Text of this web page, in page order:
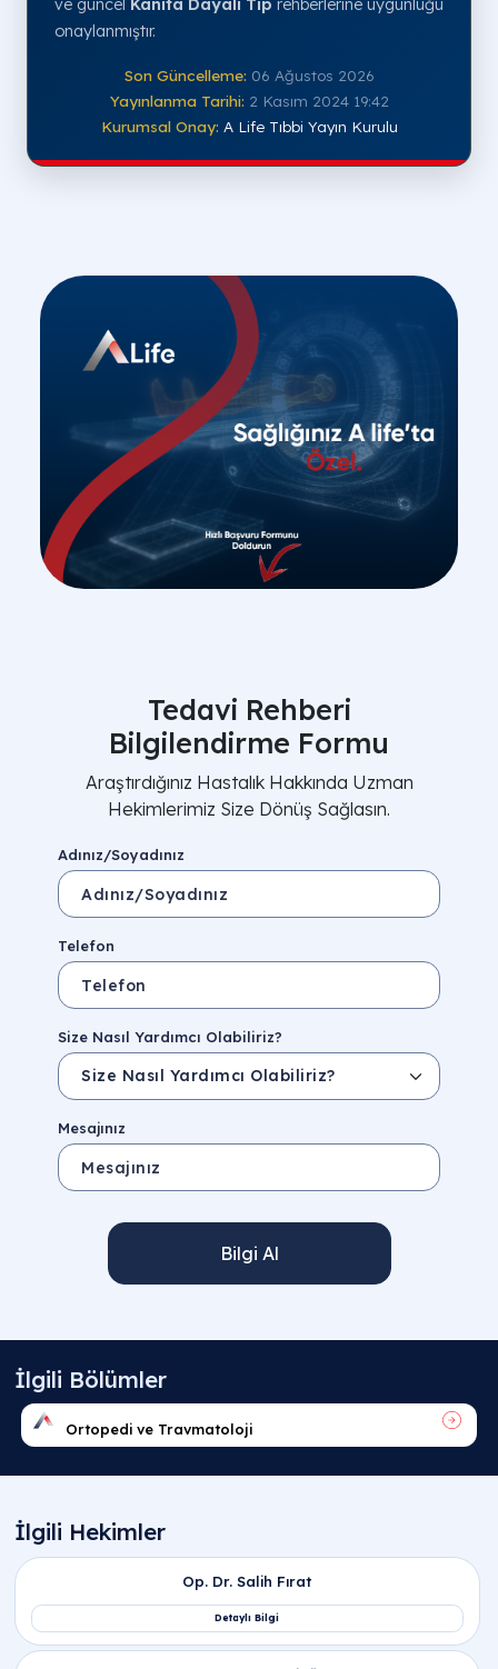
ve güncel Kanıta Dayalı Tıp rehberlerine uygunluğu
onaylanmıştır.
Son Güncelleme: 06 Ağustos 2026
Yayınlanma Tarihi: 2 Kasım 2024 19:42
Kurumsal Onay: A Life Tıbbi Yayın Kurulu
Tedavi Rehberi
Bilgilendirme Formu
Araştırdığınız Hastalık Hakkında Uzman
Hekimlerimiz Size Dönüş Sağlasın.
Adınız/Soyadınız
Telefon
Size Nasıl Yardımcı Olabiliriz?
Mesajınız
Bilgi Al